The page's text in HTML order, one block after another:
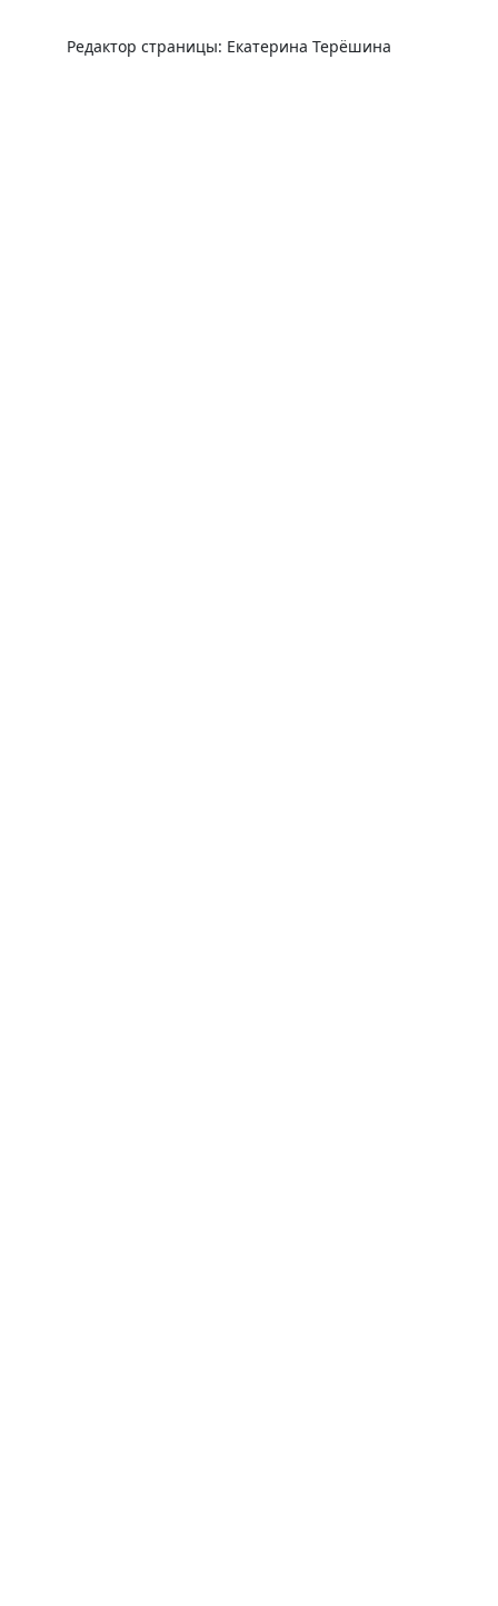
Редактор страницы: Екатерина Терёшина